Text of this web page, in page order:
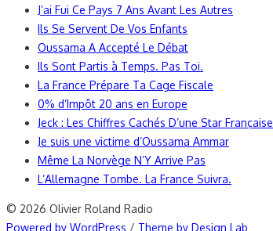
J’ai Fui Ce Pays 7 Ans Avant Les Autres
Ils Se Servent De Vos Enfants
Oussama A Accepté Le Débat
Ils Sont Partis à Temps. Pas Toi.
La France Prépare Ta Cage Fiscale
0% d’Impôt 20 ans en Europe
Jeck : Les Chiffres Cachés D’une Star Française
Je suis une victime d’Oussama Ammar
Même La Norvège N’Y Arrive Pas
L’Allemagne Tombe. La France Suivra.
© 2026 Olivier Roland Radio
Powered by WordPress / Theme by Design Lab